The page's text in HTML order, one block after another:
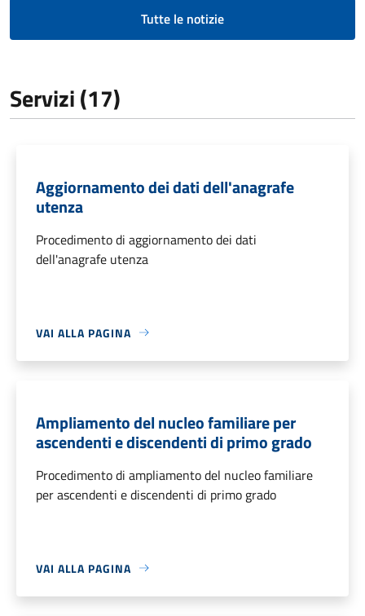
Tutte le notizie
Servizi (17)
Aggiornamento dei dati dell'anagrafe
utenza
Procedimento di aggiornamento dei dati
dell'anagrafe utenza
VAI ALLA PAGINA
Ampliamento del nucleo familiare per
ascendenti e discendenti di primo grado
Procedimento di ampliamento del nucleo familiare
per ascendenti e discendenti di primo grado
VAI ALLA PAGINA